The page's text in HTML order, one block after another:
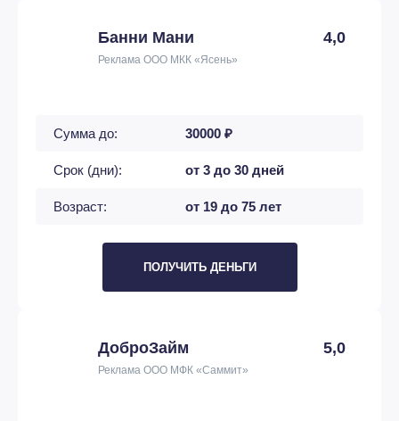
Банни Мани 4,0
Реклама ООО МКК «Ясень»
Сумма до: 30000 ₽
Срок (дни): от 3 до 30 дней
Возраст: от 19 до 75 лет
ПОЛУЧИТЬ ДЕНЬГИ
ДоброЗайм 5,0
Реклама ООО МФК «Саммит»